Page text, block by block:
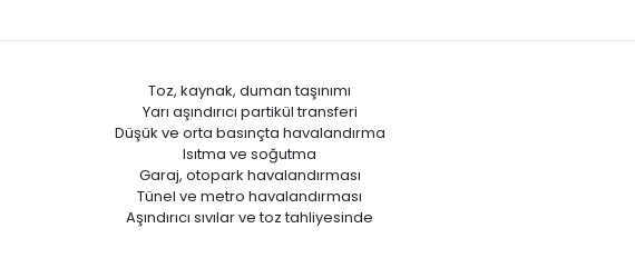
Toz, kaynak, duman taşınımı
Yarı aşındırıcı partikül transferi
Düşük ve orta basınçta havalandırma
Isıtma ve soğutma
Garaj, otopark havalandırması
Tünel ve metro havalandırması
Aşındırıcı sıvılar ve toz tahliyesinde